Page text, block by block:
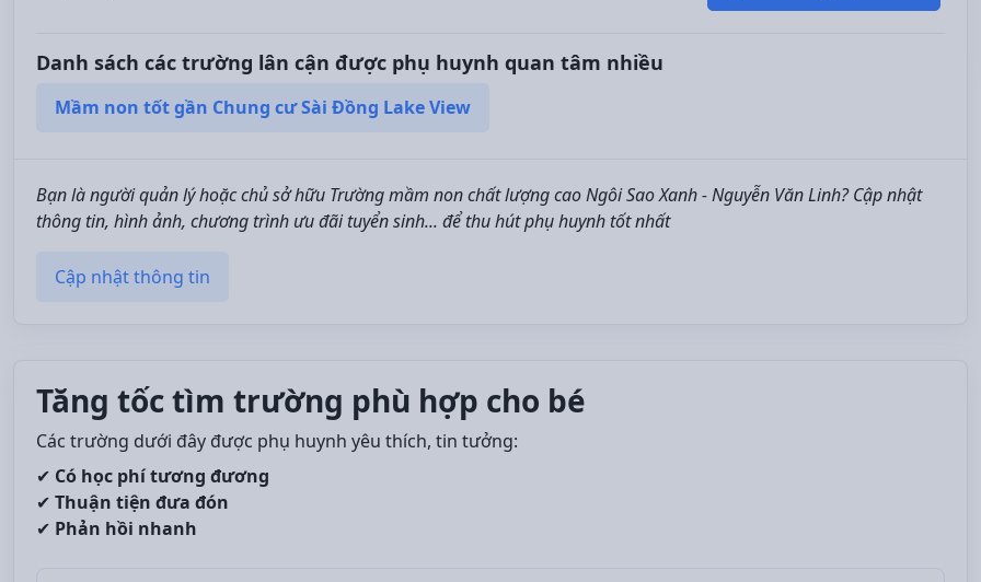
Danh sách các trường lân cận được phụ huynh quan tâm nhiều
Mầm non tốt gần Chung cư Sài Đồng Lake View
Bạn là người quản lý hoặc chủ sở hữu Trường mầm non chất lượng cao Ngôi Sao Xanh - Nguyễn Văn Linh? Cập nhật
thông tin, hình ảnh, chương trình ưu đãi tuyển sinh... để thu hút phụ huynh tốt nhất
Cập nhật thông tin
Tăng tốc tìm trường phù hợp cho bé
Các trường dưới đây được phụ huynh yêu thích, tin tưởng:
✔ Có học phí tương đương
✔ Thuận tiện đưa đón
✔ Phản hồi nhanh